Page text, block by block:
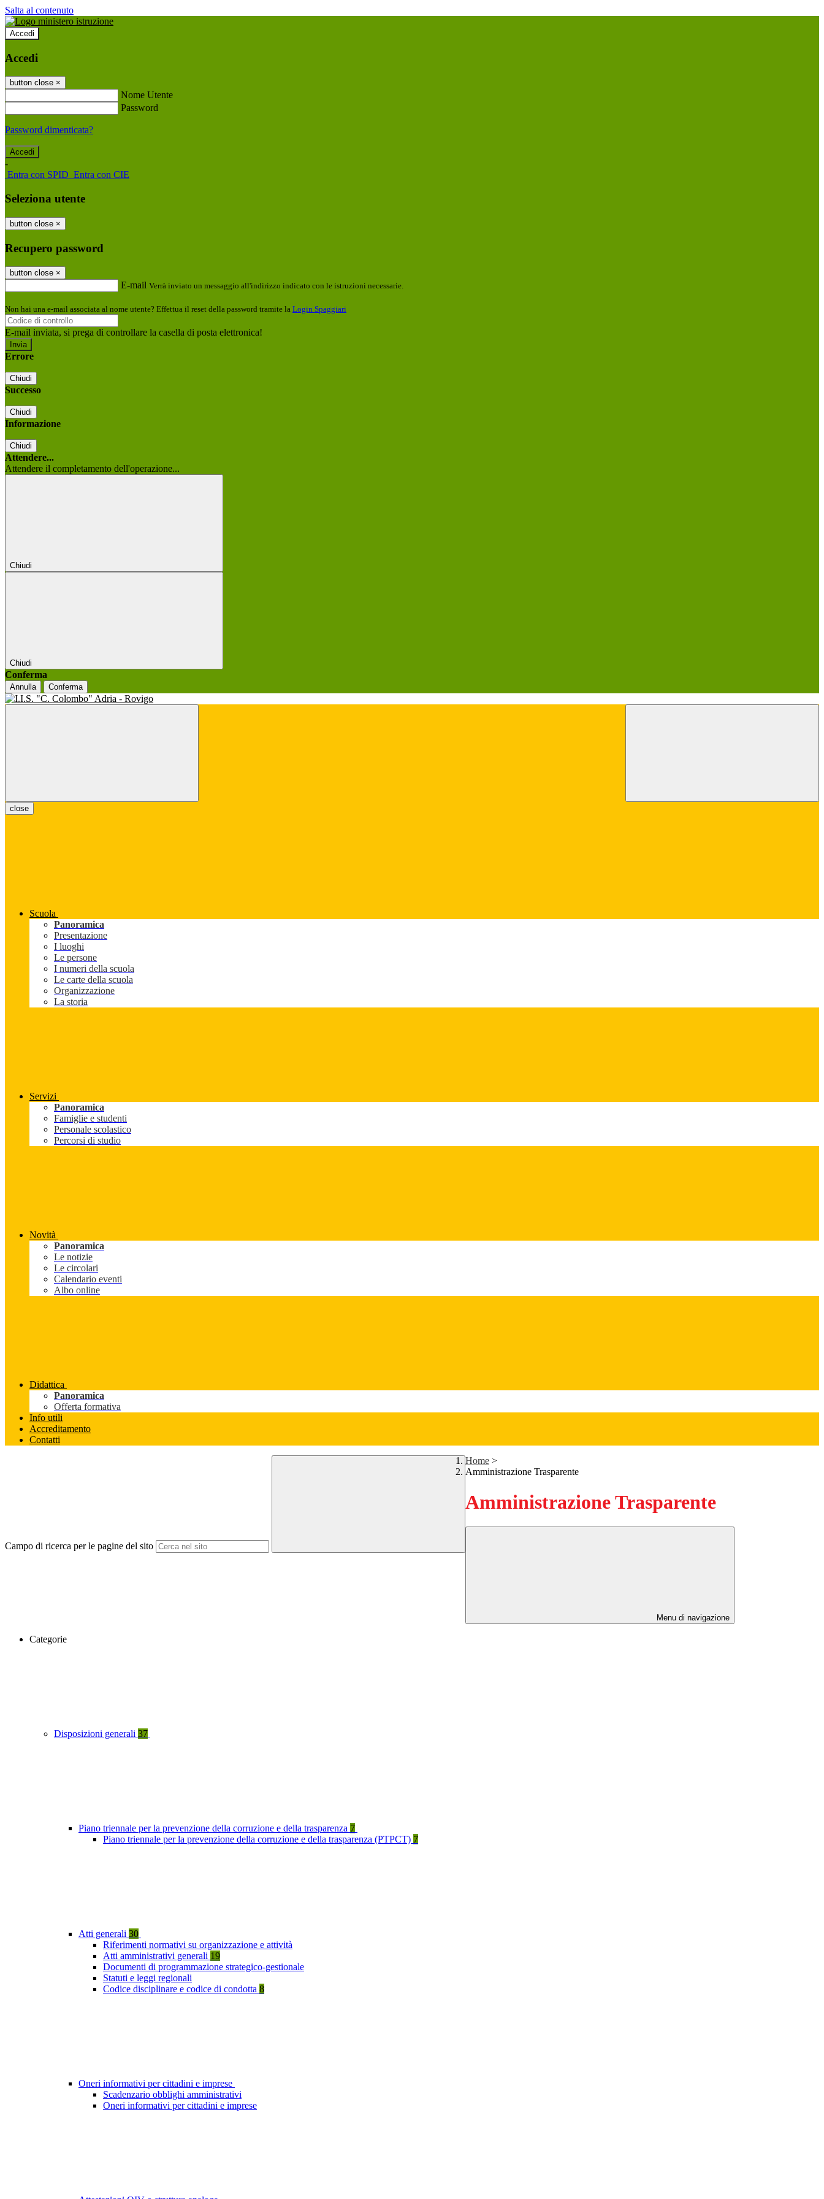
Salta al contenuto
Accedi
Accedi
button close ×
Nome Utente
Password
Password dimenticata?
-
Entra con SPID Entra con CIE
Seleziona utente
button close ×
Recupero password
button close ×
E-mail Verrà inviato un messaggio all'indirizzo indicato con le istruzioni necessarie.
Non hai una e-mail associata al nome utente? Effettua il reset della password tramite la Login Spaggiari
E-mail inviata, si prega di controllare la casella di posta elettronica!
Errore
Chiudi
Successo
Chiudi
Informazione
Chiudi
Attendere...
Attendere il completamento dell'operazione...
Chiudi
Chiudi
Conferma
Annulla Conferma
close
Scuola
Panoramica
Presentazione
I luoghi
Le persone
I numeri della scuola
Le carte della scuola
Organizzazione
La storia
Servizi
Panoramica
Famiglie e studenti
Personale scolastico
Percorsi di studio
Novità
Panoramica
Le notizie
Le circolari
Calendario eventi
Albo online
Didattica
Panoramica
Offerta formativa
Info utili
Accreditamento
Contatti
Campo di ricerca per le pagine del sito
Home >
Amministrazione Trasparente
Amministrazione Trasparente
Menu di navigazione
Categorie
Disposizioni generali 37
Piano triennale per la prevenzione della corruzione e della trasparenza 7
Piano triennale per la prevenzione della corruzione e della trasparenza (PTPCT) 7
Atti generali 30
Riferimenti normativi su organizzazione e attività
Atti amministrativi generali 19
Documenti di programmazione strategico-gestionale
Statuti e leggi regionali
Codice disciplinare e codice di condotta 8
Oneri informativi per cittadini e imprese
Scadenzario obblighi amministrativi
Oneri informativi per cittadini e imprese